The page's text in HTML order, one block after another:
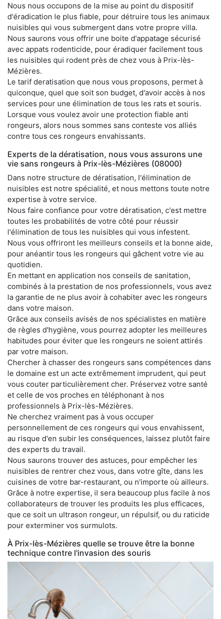
Nous nous occupons de la mise au point du dispositif
d'éradication le plus fiable, pour détruire tous les animaux
nuisibles qui vous submergent dans votre propre villa.
Nous saurons vous offrir une boite d'appatage sécurisé
avec appats rodenticide, pour éradiquer facilement tous
les nuisibles qui rodent près de chez vous à Prix-lès-
Mézières.
Le tarif deratisation que nous vous proposons, permet à
quiconque, quel que soit son budget, d'avoir accès à nos
services pour une élimination de tous les rats et souris.
Lorsque vous voulez avoir une protection fiable anti
rongeurs, alors nous sommes sans conteste vos alliés
contre tous ces rongeurs envahissants.
Experts de la dératisation, nous vous assurons une
vie sans rongeurs à Prix-lès-Mézières (08000)
Dans notre structure de dératisation, l'élimination de
nuisibles est notre spécialité, et nous mettons toute notre
expertise à votre service.
Nous faire confiance pour votre dératisation, c'est mettre
toutes les probabilités de votre côté pour réussir
l'élimination de tous les nuisibles qui vous infestent.
Nous vous offriront les meilleurs conseils et la bonne aide,
pour anéantir tous les rongeurs qui gâchent votre vie au
quotidien.
En mettant en application nos conseils de sanitation,
combinés à la prestation de nos professionnels, vous avez
la garantie de ne plus avoir à cohabiter avec les rongeurs
dans votre maison.
Grâce aux conseils avisés de nos spécialistes en matière
de règles d'hygiène, vous pourrez adopter les meilleures
habitudes pour éviter que les rongeurs ne soient attirés
par votre maison.
Chercher à chasser des rongeurs sans compétences dans
le domaine est un acte extrêmement imprudent, qui peut
vous couter particulièrement cher. Préservez votre santé
et celle de vos proches en téléphonant à nos
professionnels à Prix-lès-Mézières.
Ne cherchez vraiment pas à vous occuper
personnellement de ces rongeurs qui vous envahissent,
au risque d'en subir les conséquences, laissez plutôt faire
des experts du travail.
Nous saurons trouver des astuces, pour empêcher les
nuisibles de rentrer chez vous, dans votre gîte, dans les
cuisines de votre bar-restaurant, ou n'importe où ailleurs.
Grâce à notre expertise, il sera beaucoup plus facile à nos
collaborateurs de trouver les produits les plus efficaces,
que ce soit un ultrason rongeur, un répulsif, ou du raticide
pour exterminer vos surmulots.
À Prix-lès-Mézières quelle se trouve être la bonne
technique contre l'invasion des souris